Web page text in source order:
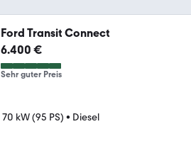
Ford Transit Connect
6.400 €
Sehr guter Preis
70 kW (95 PS) • Diesel